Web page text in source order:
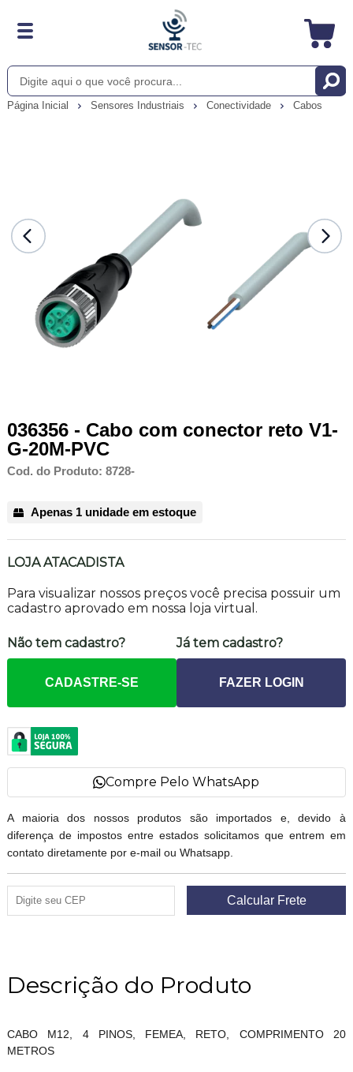
Página Inicial Sensores Industriais Conectividade Cabos
036356 - Cabo com conector reto V1-
G-20M-PVC
Cod. do Produto: 8728-
Apenas 1 unidade em estoque
LOJA ATACADISTA
Para visualizar nossos preços você precisa possuir um
cadastro aprovado em nossa loja virtual.
Não tem cadastro?
CADASTRE-SE
Já tem cadastro?
FAZER LOGIN
Compre Pelo WhatsApp
A maioria dos nossos produtos são importados e, devido à
diferença de impostos entre estados solicitamos que entrem em
contato diretamente por e-mail ou Whatsapp.
Descrição do Produto
CABO M12, 4 PINOS, FEMEA, RETO, COMPRIMENTO 20
METROS